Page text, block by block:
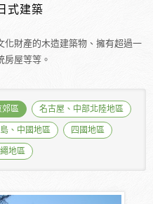
式建築
化財產的木造建築物、擁有超過一
房屋等等。
郊區 名古屋、中部北陸地區
、中國地區 四國地區
地區